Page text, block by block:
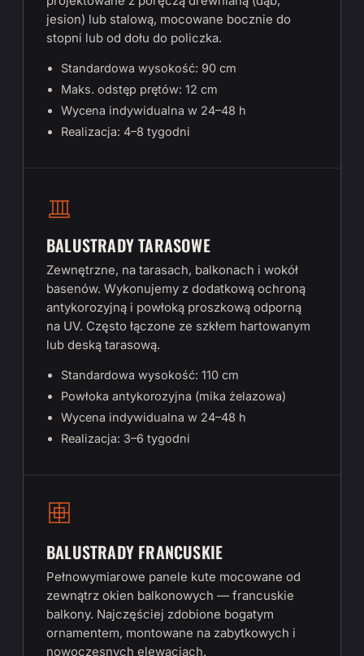
jesion) lub stalową, mocowane bocznie do
stopni lub od dołu do policzka.
Standardowa wysokość: 90 cm
Maks. odstęp prętów: 12 cm
Wycena indywidualna w 24–48 h
Realizacja: 4–8 tygodni
BALUSTRADY TARASOWE
Zewnętrzne, na tarasach, balkonach i wokół
basenów. Wykonujemy z dodatkową ochroną
antykorozyjną i powłoką proszkową odporną
na UV. Często łączone ze szkłem hartowanym
lub deską tarasową.
Standardowa wysokość: 110 cm
Powłoka antykorozyjna (mika żelazowa)
Wycena indywidualna w 24–48 h
Realizacja: 3–6 tygodni
BALUSTRADY FRANCUSKIE
Pełnowymiarowe panele kute mocowane od
zewnątrz okien balkonowych — francuskie
balkony. Najczęściej zdobione bogatym
ornamentem, montowane na zabytkowych i
nowoczesnych elewacjach.